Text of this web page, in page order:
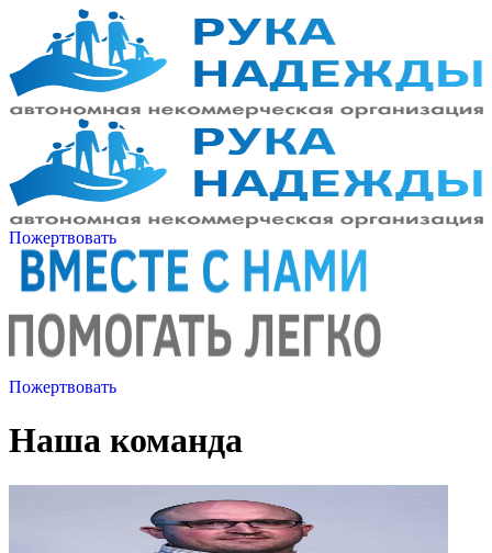
Пожертвовать
Пожертвовать
Наша команда